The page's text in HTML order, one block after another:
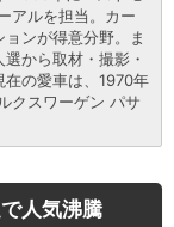
アルを担当。カー
ンが得意分野。ま
から取材・撮影・
在の愛車は、1970年
クスワーゲン パサ
人気沸騰